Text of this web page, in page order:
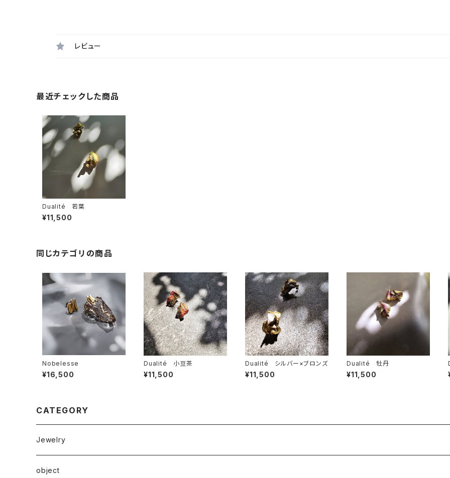
レビュー
最近チェックした商品
Dualité 若葉
¥11,500
同じカテゴリの商品
Nobelesse
¥16,500
Dualité 小豆茶
¥11,500
Dualité シルバー×ブロンズ
¥11,500
Dualité 牡丹
¥11,500
CATEGORY
Jewelry
ピアス
object